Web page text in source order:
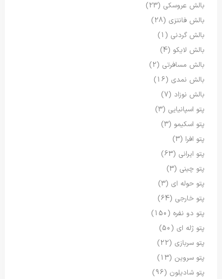
بالش عروسکی (23)
بالش فانتزی (28)
بالش گردنی (1)
بالش لایکو (4)
بالش مسافرتی (2)
بالش نمدی (16)
بالش نوزاد (7)
پتو اسپانیایی (3)
پتو اسکیمو (3)
پتو افرا (3)
پتو ایرانی (63)
پتو چینی (3)
پتو حوله ای (3)
پتو خارجی (64)
پتو دو نفره (150)
پتو ژله ای (50)
پتو سربازی (22)
پتو سروین (13)
پتو شادیلون (96)